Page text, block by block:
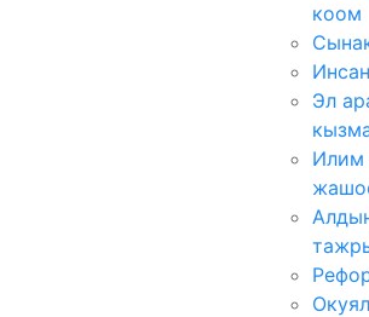
коом
Инсан
Эл
Илим